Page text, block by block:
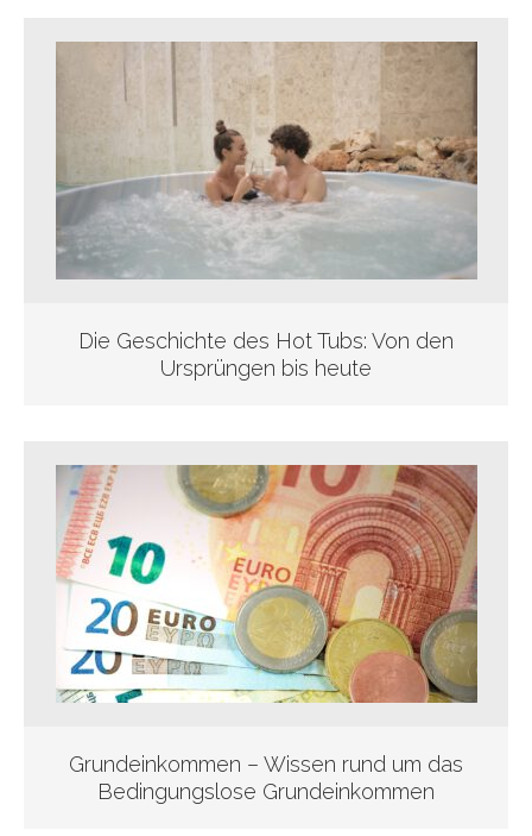
Die Geschichte des Hot Tubs: Von den
Ursprüngen bis heute
Grundeinkommen – Wissen rund um das
Bedingungslose Grundeinkommen